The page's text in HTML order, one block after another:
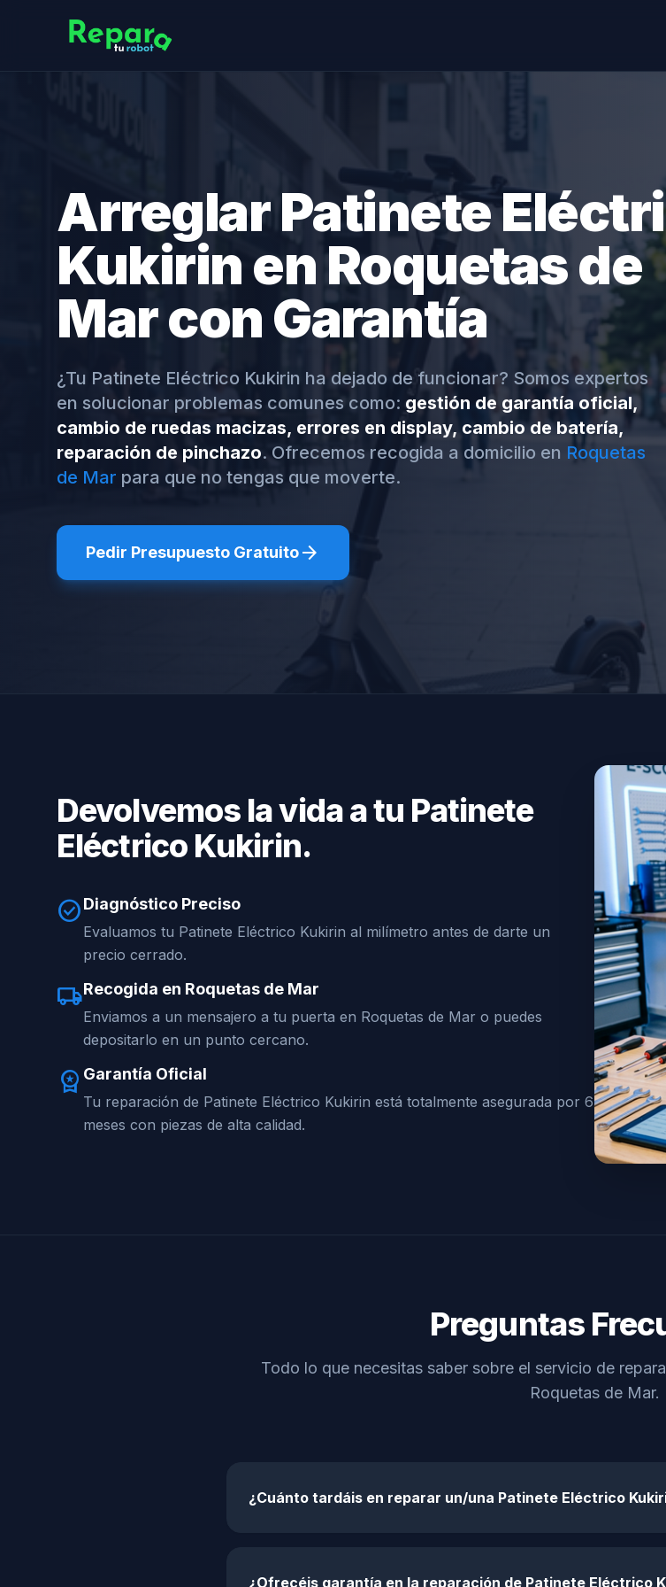
Arreglar Patinete
Kukirin en Roquetas de
Mar con Garantía
¿Tu Patinete Eléctrico Kukirin ha dejado de funcionar? Somos expertos
en solucionar problemas comunes como: gestión de garantía oficial,
cambio de ruedas macizas, errores en display, cambio de batería,
reparación de pinchazo. Ofrecemos recogida a domicilio en Roquetas
de Mar para que no tengas que moverte.
Pedir Presupuesto Gratuitoarrow_forward
Devolvemos la vida a tu Patinete
Eléctrico Kukirin.
check_circleDiagnóstico Preciso
Evaluamos tu Patinete Eléctrico Kukirin al milímetro antes de darte un
precio cerrado.
local_shippingRecogida en Roquetas de Mar
Enviamos a un mensajero a tu puerta en Roquetas de Mar o puedes
depositarlo en un punto cercano.
workspace_premium Garantía Oficial
Tu reparación de Patinete Eléctrico Kukirin está totalmente asegurada por 6
meses con piezas de alta calidad.
Preguntas
Todo lo que necesitas saber sobre el servicio de
Roquetas de Mar.
¿Cuánto tardáis en reparar un/una Patinete Eléctrico
¿Ofrecéis garantía en la reparación de Patinete Eléctrico